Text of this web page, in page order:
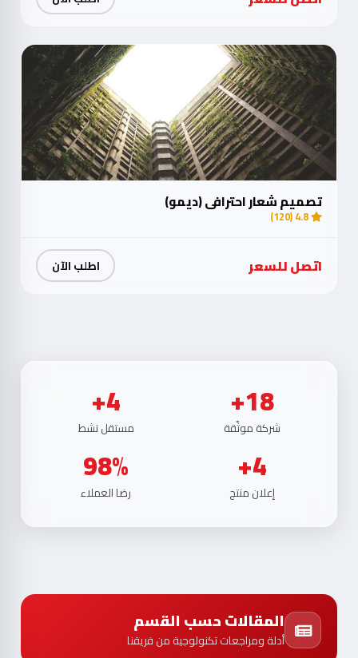
تصميم شعار احترافي (ديمو)
4.8 (120)
اتصل للسعر اطلب الآن
18+
شركة موثّقة
4+
مستقل نشط
4+
إعلان منتج
98%
رضا العملاء
المقالات حسب القسم
أدلة ومراجعات تكنولوجية من فريقنا